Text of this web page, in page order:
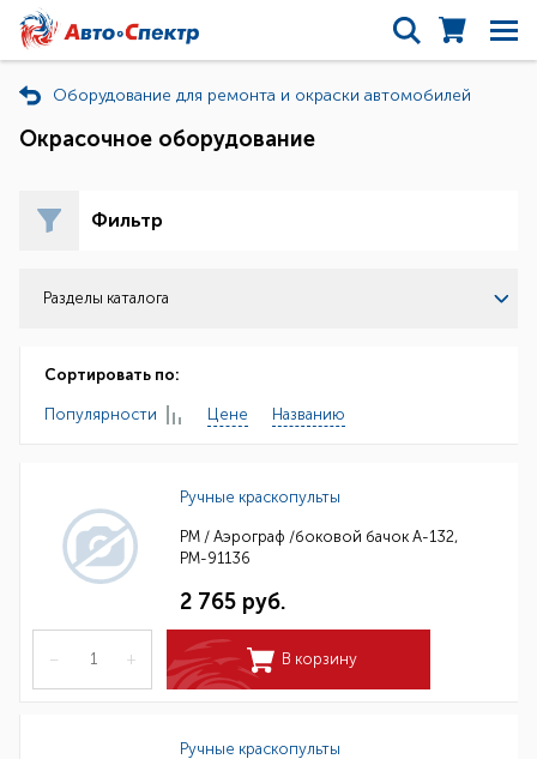
Оборудование для ремонта и окраски автомобилей
Окрасочное оборудование
Фильтр
Разделы каталога
Сортировать по:
Популярности Цене Названию
Ручные краскопульты
РМ / Аэрограф /боковой бачок А-132,
РМ-91136
2 765 руб.
– + В корзину
Ручные краскопульты